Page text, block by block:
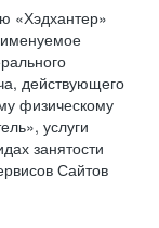
«Хэдхантер»
действующего
физическому
услуги
занятости
Сайтов